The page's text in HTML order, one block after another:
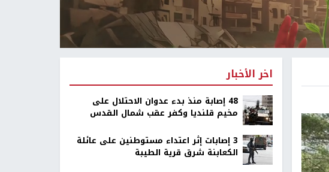
اخر الأخبار
48 إصابة منذ بدء عدوان الاحتلال على
مخيم قلنديا وكفر عقب شمال القدس
‏3 إصابات إثر اعتداء مستوطنين على عائلة
الكعابنة شرق قرية الطيبة